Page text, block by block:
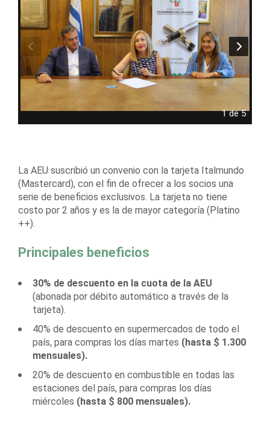
1 de 5
La AEU suscribió un convenio con la tarjeta Italmundo
(Mastercard), con el fin de ofrecer a los socios una
serie de beneficios exclusivos. La tarjeta no tiene
costo por 2 años y es la de mayor categoría (Platino
++).
Principales beneficios
30% de descuento en la cuota de la AEU
(abonada por débito automático a través de la
tarjeta).
40% de descuento en supermercados de todo el
país, para compras los días martes (hasta $ 1.300
mensuales).
20% de descuento en combustible en todas las
estaciones del país, para compras los días
miércoles (hasta $ 800 mensuales).